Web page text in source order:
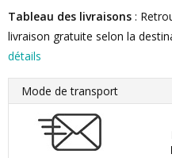
Tableau des livraisons :
livraison gratuite selon la
détails
Mode de transport